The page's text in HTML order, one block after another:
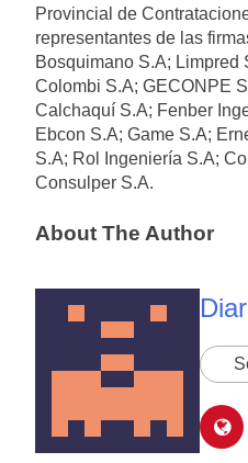
Provincial de
representantes de las
Bosquimano S.A; Limpred
Colombi S.A; GECONPE
Calchaquí S.A; Fenber
Ebcon S.A; Game S.A;
S.A; Rol Ingeniería S.A;
Consulper S.A.
About The Author